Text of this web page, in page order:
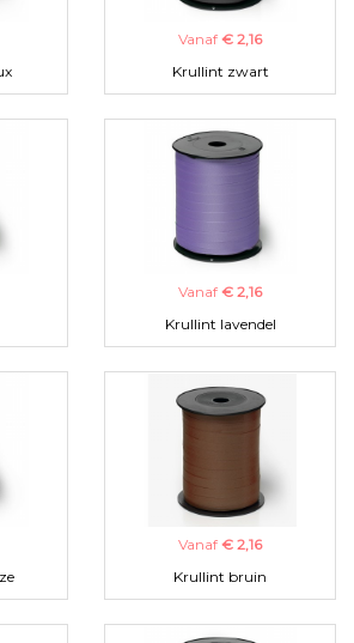
Vanaf € 2,16
Krullint zwart
Vanaf € 2,16
Krullint lavendel
Vanaf € 2,16
Krullint bruin